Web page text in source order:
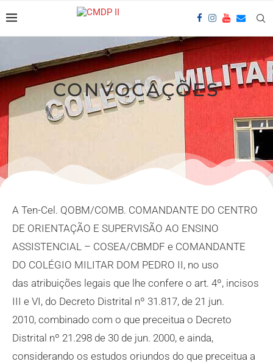
CONVOCAÇÕES
A Ten-Cel. QOBM/COMB. COMANDANTE DO CENTRO
DE ORIENTAÇÃO E SUPERVISÃO AO ENSINO
ASSISTENCIAL – COSEA/CBMDF e COMANDANTE
DO COLÉGIO MILITAR DOM PEDRO II, no uso
das atribuições legais que lhe confere o art. 4º, incisos
III e VI, do Decreto Distrital nº 31.817, de 21 jun.
2010, combinado com o que preceitua o Decreto
Distrital nº 21.298 de 30 de jun. 2000, e ainda,
considerando os estudos oriundos do que preceitua a